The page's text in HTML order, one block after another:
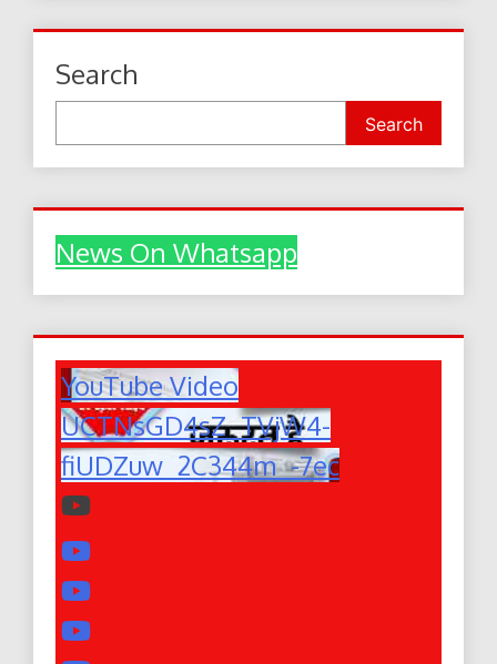
Search
Search
News On Whatsapp
YouTube Video
UCTNsGD4sZ_TVjW4-
fiUDZuw_2C344m_-7ec